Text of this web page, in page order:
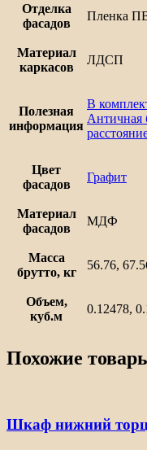
Отделка
фасадов
Пленка
Материал
каркасов
ЛДСП
Полезная
информация
В
Античная
Цвет
фасадов
Графит
Материал
фасадов
МДФ
Масса
брутто, кг
56.76,
Объем,
куб.м
0.12478,
Похожие
Шкаф нижний